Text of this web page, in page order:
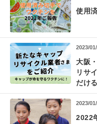
使用
2023/
大阪
リサ
だけ
2023/
2022